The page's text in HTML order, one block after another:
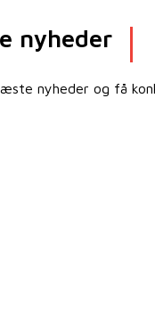
nyheder
nyheder og få